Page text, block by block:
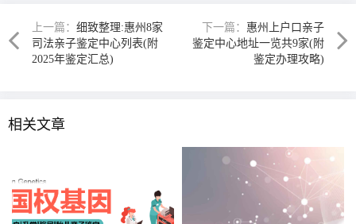
上一篇： 细致整理:惠州8家
司法亲子鉴定中心列表(附
2025年鉴定汇总)
下一篇： 惠州上户口亲子
鉴定中心地址一览共9家(附
鉴定办理攻略)
相关文章